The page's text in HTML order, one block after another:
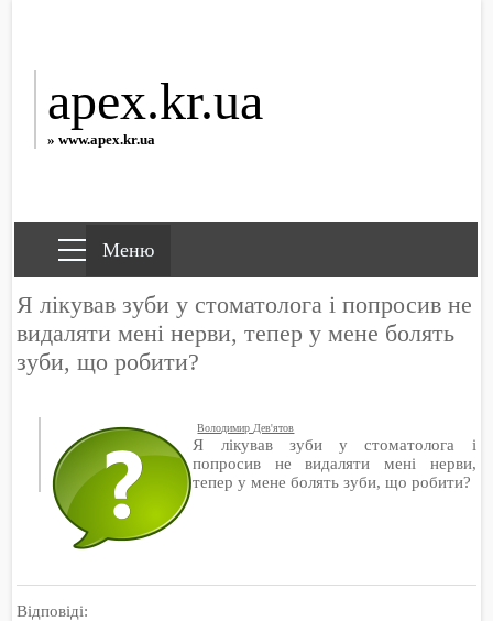
apex.kr.ua
» www.apex.kr.ua
Я лікував зуби у стоматолога і попросив не
видаляти мені нерви, тепер у мене болять
зуби, що робити?
Володимир Дев'ятов
Я лікував зуби у стоматолога і
попросив не видаляти мені нерви,
тепер у мене болять зуби, що робити?
Відповіді: